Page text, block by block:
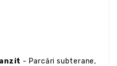
- Parcări subterane,